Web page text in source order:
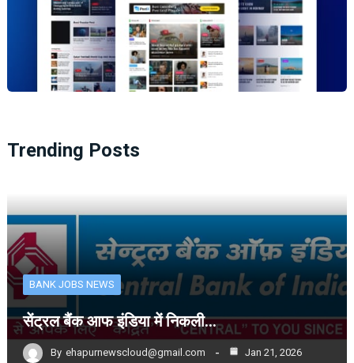
Trending Posts
BANK JOBS NEWS
सेंट्रल बैंक आफ इंडिया में निकली…
By ehapurnewscloud@gmail.com Jan 21, 2026